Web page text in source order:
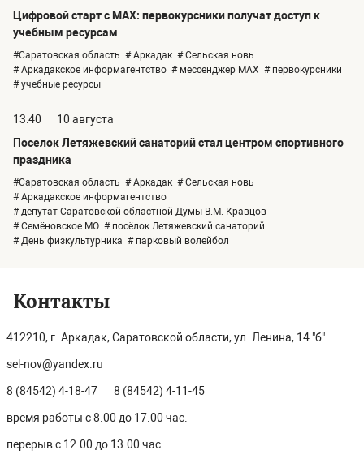
Цифровой старт с MAX: первокурсники получат доступ к
учебным ресурсам
#Саратовская область # Аркадак # Сельская новь
# Аркадакское информагентство # мессенджер MAX # первокурсники
# учебные ресурсы
13:40
10 августа
Поселок Летяжевский санаторий стал центром спортивного
праздника
#Саратовская область # Аркадак # Сельская новь
# Аркадакское информагентство
# депутат Саратовской областной Думы В.М. Кравцов
# Семёновское МО # посёлок Летяжевский санаторий
# День физкультурника # парковый волейбол
Контакты
412210, г. Аркадак, Саратовской области, ул. Ленина, 14 "б"
sel-nov@yandex.ru
8 (84542) 4-18-47 8 (84542) 4-11-45
время работы с 8.00 до 17.00 час.
перерыв с 12.00 до 13.00 час.